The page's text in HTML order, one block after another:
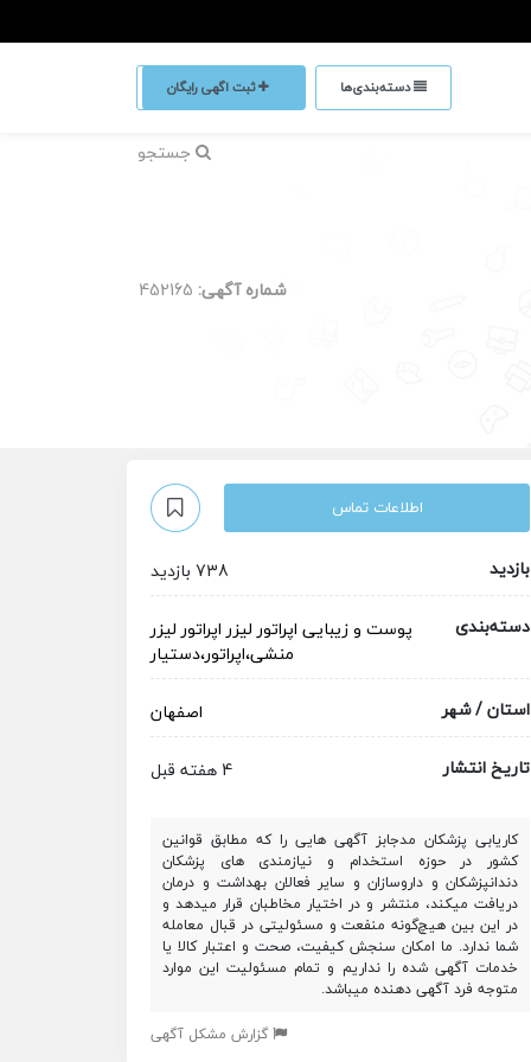
دسته‌بندی‌ها ثبت اگهی رایگان
جستجو
شماره آگهی: 452165
اطلاعات تماس
بازدید
738 بازدید
دسته‌بندی
پوست و زیبایی اپراتور لیزر اپراتور لیزر
منشی،اپراتور،دستیار
استان / شهر
اصفهان
تاریخ انتشار
4 هفته قبل
کاریابی پزشکان مدجابز آگهی هایی را که مطابق قوانین
کشور در حوزه استخدام و نیازمندی های پزشکان
دندانپزشکان و داروسازان و سایر فعالان بهداشت و درمان
دریافت میکند، منتشر و در اختیار مخاطبان قرار میدهد و
در این بین هیچ‌گونه منفعت و مسئولیتی در قبال معامله
شما ندارد. ما امکان سنجش کیفیت، صحت و اعتبار کالا یا
خدمات آگهی شده را نداریم و تمام مسئولیت این موارد
متوجه فرد آگهی دهنده میباشد.
گزارش مشکل آگهی